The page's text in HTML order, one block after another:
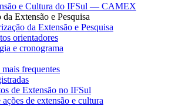
e Cultura do IFSul — CAMEX
Extensão e Pesquisa
da Extensão e Pesquisa
orientadores
e cronograma
mais frequentes
de Extensão no IFSul
de extensão e cultura